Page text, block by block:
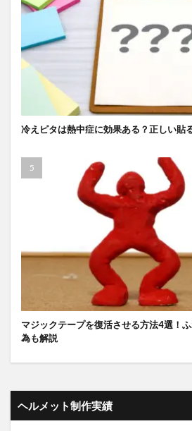
冷えピタは熱中症に効果ある？正しい貼
マジックテープを復活させる方法4選！
為も解説
ヘルメット制作実績